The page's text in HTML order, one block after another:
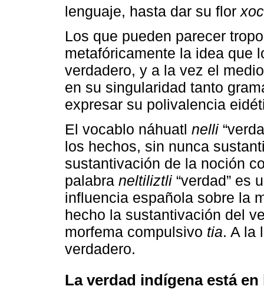
lenguaje, hasta dar su flor
Los que pueden parecer
metafóricamente la idea que
verdadero, y a la vez el
en su singularidad tanto
expresar su polivalencia
El vocablo náhuatl nelli
los hechos, sin nunca
sustantivación de la noción
palabra neltiliztli “verdad” es
influencia española sobre la
hecho la sustantivación del
morfema compulsivo tia. A la
verdadero.
La verdad indígena está en